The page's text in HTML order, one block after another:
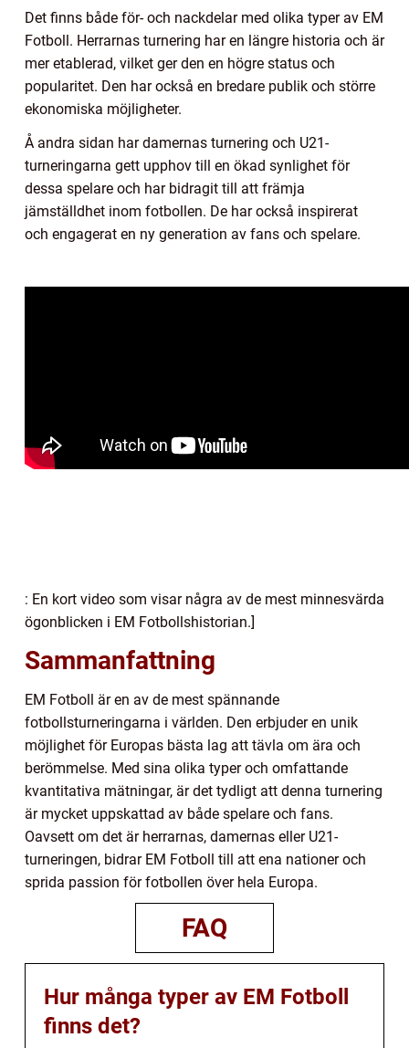
Det finns både för- och nackdelar med olika typer av EM
Fotboll. Herrarnas turnering har en längre historia och är
mer etablerad, vilket ger den en högre status och
popularitet. Den har också en bredare publik och större
ekonomiska möjligheter.
Å andra sidan har damernas turnering och U21-
turneringarna gett upphov till en ökad synlighet för
dessa spelare och har bidragit till att främja
jämställdhet inom fotbollen. De har också inspirerat
och engagerat en ny generation av fans och spelare.
: En kort video som visar några av de mest minnesvärda
ögonblicken i EM Fotbollshistorian.]
Sammanfattning
EM Fotboll är en av de mest spännande
fotbollsturneringarna i världen. Den erbjuder en unik
möjlighet för Europas bästa lag att tävla om ära och
berömmelse. Med sina olika typer och omfattande
kvantitativa mätningar, är det tydligt att denna turnering
är mycket uppskattad av både spelare och fans.
Oavsett om det är herrarnas, damernas eller U21-
turneringen, bidrar EM Fotboll till att ena nationer och
sprida passion för fotbollen över hela Europa.
FAQ
Hur många typer av EM Fotboll
finns det?